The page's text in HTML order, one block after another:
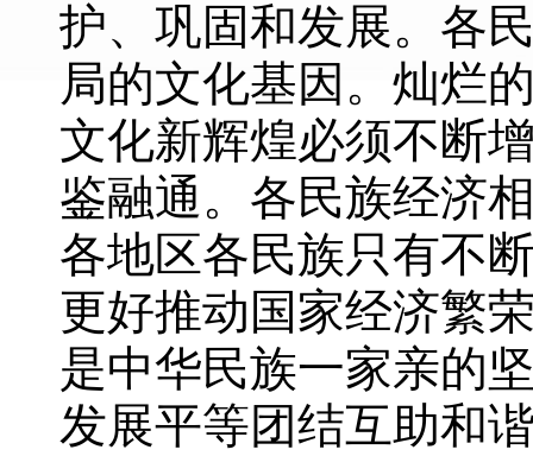
护、巩固和发展。各
局的文化基因。灿烂
文化新辉煌必须不断
鉴融通。各民族经济
各地区各民族只有不
更好推动国家经济繁
是中华民族一家亲的
发展平等团结互助和